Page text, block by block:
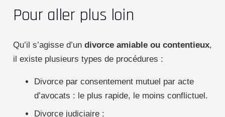
Pour aller plus loin
Qu’il s’agisse d’un divorce amiable ou contentieux,
il existe plusieurs types de procédures :
Divorce par consentement mutuel par acte
d’avocats : le plus rapide, le moins conflictuel.
Divorce judiciaire :